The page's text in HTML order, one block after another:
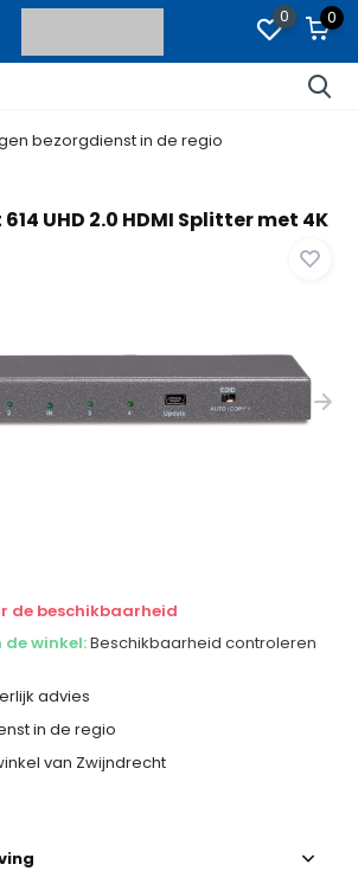
0 0
bezorgdienst in de regio
UHD 2.0 HDMI Splitter met 4K
de beschikbaarheid
de winkel:Beschikbaarheid controleren
advies
in de regio
van Zwijndrecht